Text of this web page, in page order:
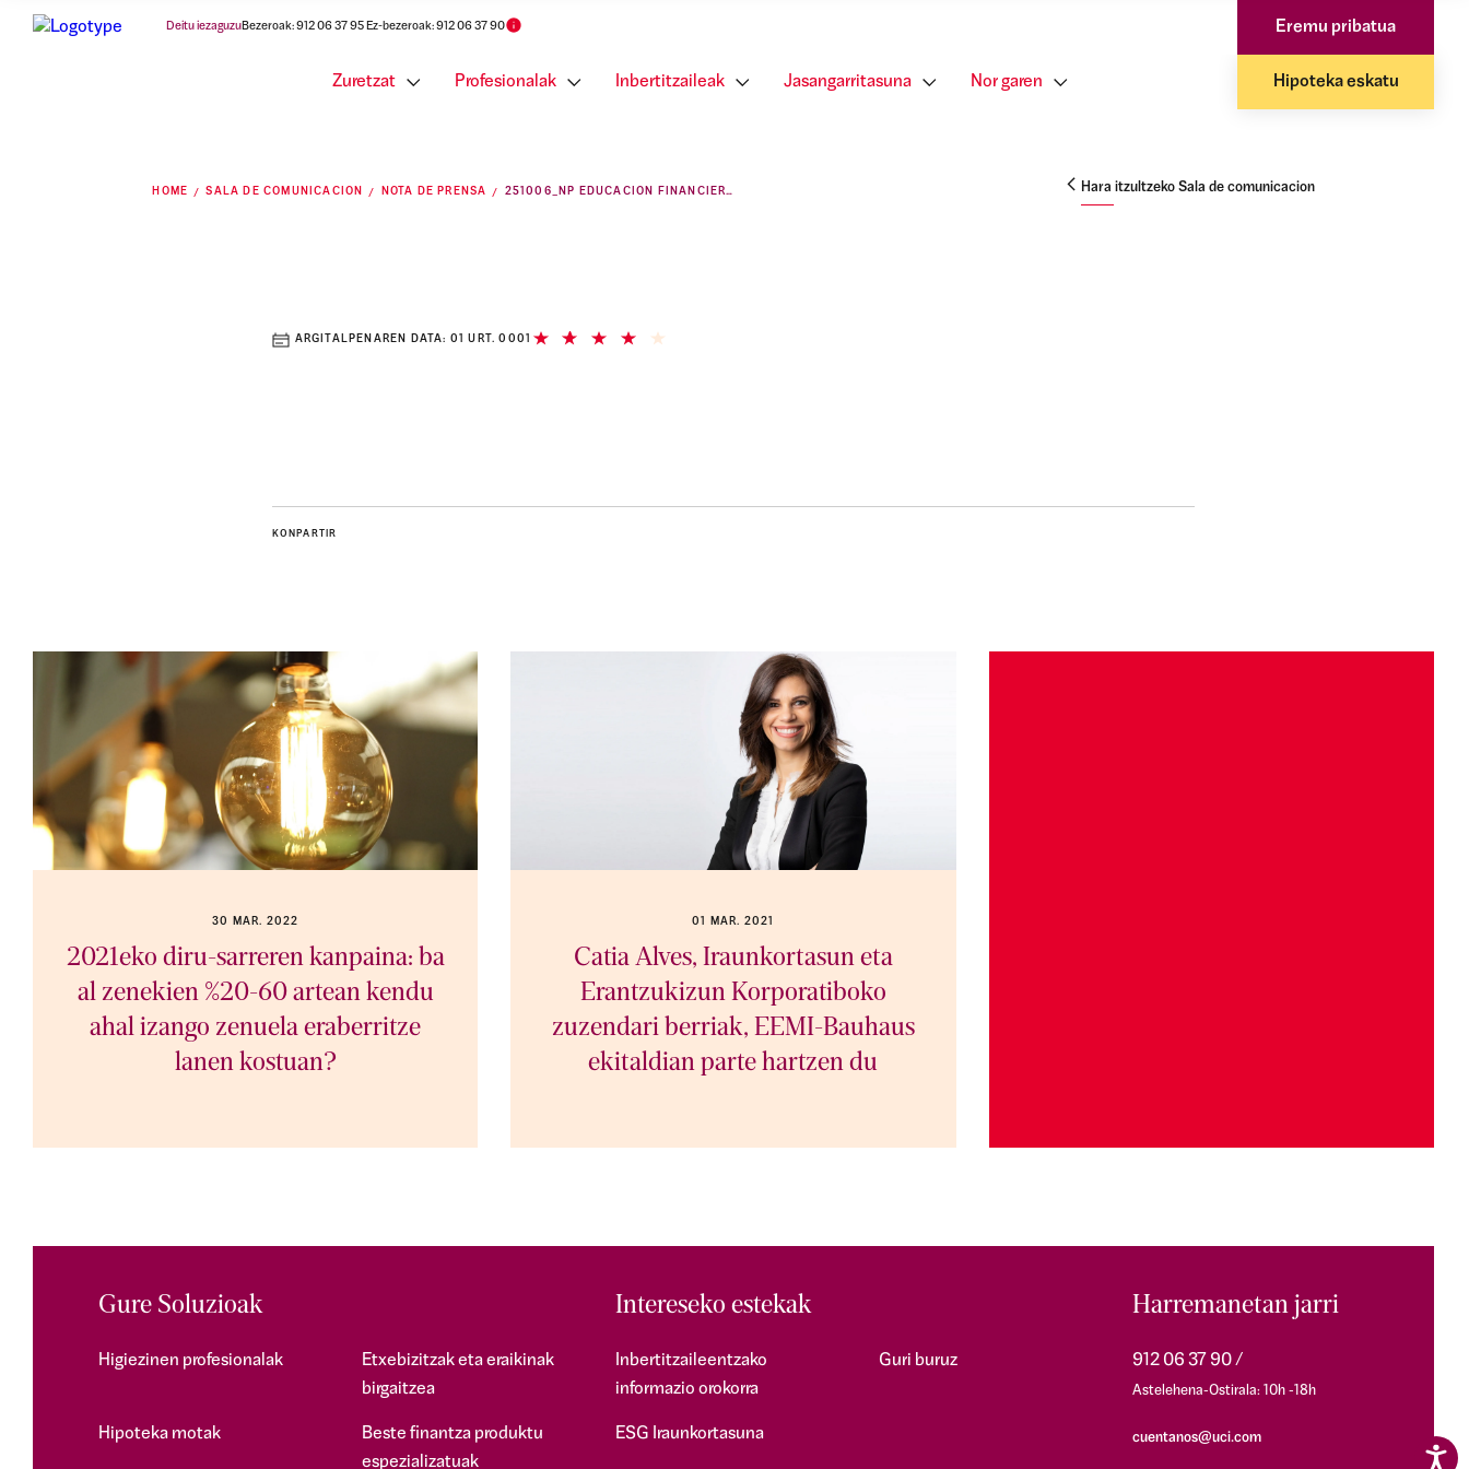
Deitu iezaguzuBezeroak: 912 06 37 95 Ez-bezeroak: 912 06 37 90 Eremu pribatua
Zuretzat Profesionalak Inbertitzaileak Jasangarritasuna Nor garen Hipoteka eskatu
HOME SALA DE COMUNICACION NOTA DE PRENSA 251006_NP EDUCACION FINANCIERA 2025 Hara itzultzeko Sala de comunicacion
ARGITALPENAREN DATA: 01 URT. 0001
KONPARTIR
30 MAR. 2022
2021eko diru-sarreren kanpaina: ba
al zenekien %20-60 artean kendu
ahal izango zenuela eraberritze
lanen kostuan?
01 MAR. 2021
Catia Alves, Iraunkortasun eta
Erantzukizun Korporatiboko
zuzendari berriak, EEMI-Bauhaus
ekitaldian parte hartzen du
Gure Soluzioak
Higiezinen profesionalak
Etxebizitzak eta eraikinak
birgaitzea
Hipoteka motak
Beste finantza produktu
espezializatuak
Intereseko estekak
Inbertitzaileentzako
informazio orokorra
Guri buruz
ESG Iraunkortasuna
Harremanetan jarri
912 06 37 90
Astelehena-Ostirala: 10h -18h
cuentanos@uci.com